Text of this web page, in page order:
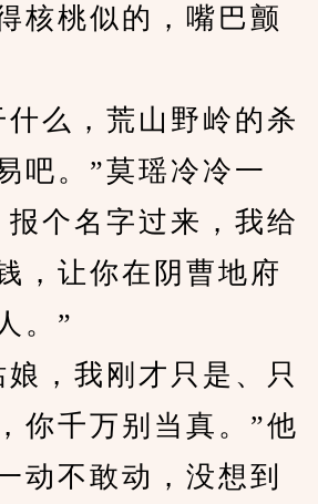
核桃似的，嘴巴颤
么，荒山野岭的杀
吧。”莫瑶冷冷一
报个名字过来，我给
，让你在阴曹地府
。”
，我刚才只是、只
你千万别当真。”他
动不敢动，没想到